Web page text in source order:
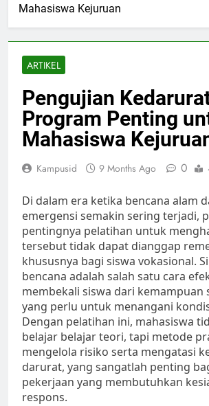
Mahasiswa Kejuruan
ARTIKEL
Pengujian
Program Penting
Mahasiswa
Kampusid 9 Months Ago 0
Di dalam era ketika bencana alam
emergensi semakin sering terjadi,
pentingnya pelatihan untuk
tersebut tidak dapat dianggap
khususnya bagi siswa vokasional.
bencana adalah salah satu cara
membekali siswa dari kemampuan
yang perlu untuk menangani
Dengan pelatihan ini, mahasiswa
belajar belajar teori, tapi metode
mengelola risiko serta mengatasi
darurat, yang sangatlah penting
pekerjaan yang membutuhkan
respons.